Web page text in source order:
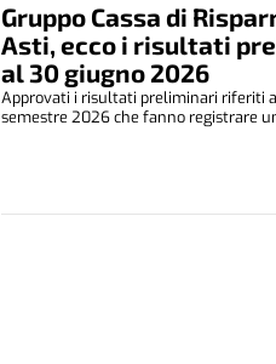
Gruppo Cassa di
Asti, ecco i risultati
al 30 giugno 2026
Approvati i risultati preliminari riferiti
semestre 2026 che fanno registrare